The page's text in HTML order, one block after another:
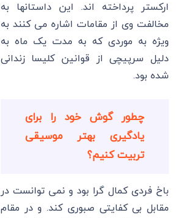
ارکستر پرداخته اند. این داستانها به
مخالفت وی از مقامات اشاره می کنند به
ویژه به موردی که به مدت یک ماه به
دلیل سرپیچی از قوانین کلیسا زندانی
شده بود.
چطور گوش خود را برای
یادگیری بهتر موسیقی
تربیت کنیم؟
باخ فردی کمال گرا بود و نمی توانست در
مقابل بی کفایتی صبوری کند. و در مقام